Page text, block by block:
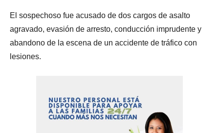
El sospechoso fue acusado de dos cargos de asalto
agravado, evasión de arresto, conducción imprudente y
abandono de la escena de un accidente de tráfico con
lesiones.